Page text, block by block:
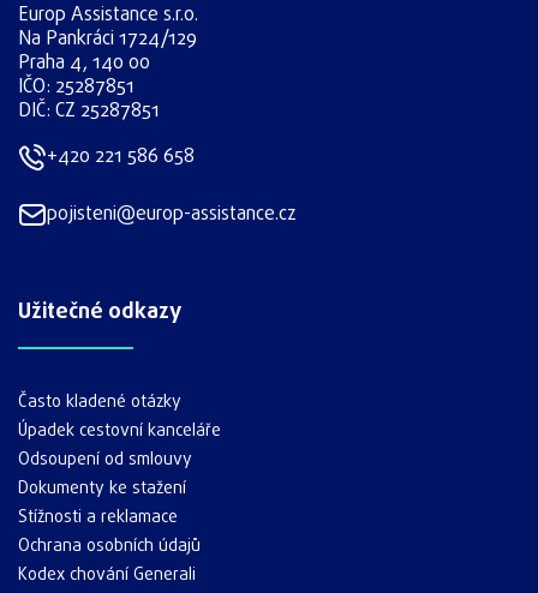
Europ Assistance s.r.o.
Na Pankráci 1724/129
Praha 4, 140 00
IČO: 25287851
DIČ: CZ 25287851
+420 221 586 658
pojisteni@europ-assistance.cz
Užitečné odkazy
Často kladené otázky
Úpadek cestovní kanceláře
Odsoupení od smlouvy
Dokumenty ke stažení
Stížnosti a reklamace
Ochrana osobních údajů
Kodex chování Generali